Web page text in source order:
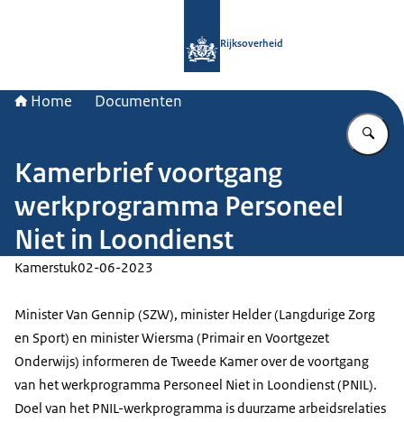
Rijksoverheid
Home Documenten
Kamerbrief voortgang
werkprogramma Personeel
Niet in Loondienst
Kamerstuk02-06-2023
Minister Van Gennip (SZW), minister Helder (Langdurige Zorg
en Sport) en minister Wiersma (Primair en Voortgezet
Onderwijs) informeren de Tweede Kamer over de voortgang
van het werkprogramma Personeel Niet in Loondienst (PNIL).
Doel van het PNIL-werkprogramma is duurzame arbeidsrelaties